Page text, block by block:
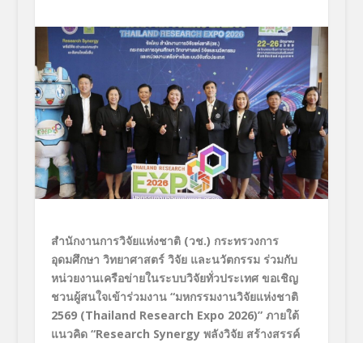
สำนักงานการวิจัยแห่งชาติ (วช.) กระทรวงการ
อุดมศึกษา วิทยาศาสตร์ วิจัย และนวัตกรรม ร่วมกับ
หน่วยงานเครือข่ายในระบบวิจัยทั่วประเทศ ขอเชิญ
ชวนผู้สนใจเข้าร่วมงาน “มหกรรมงานวิจัยแห่งชาติ
2569 (Thailand Research Expo 2026)” ภายใต้
แนวคิด “Research Synergy พลังวิจัย สร้างสรรค์